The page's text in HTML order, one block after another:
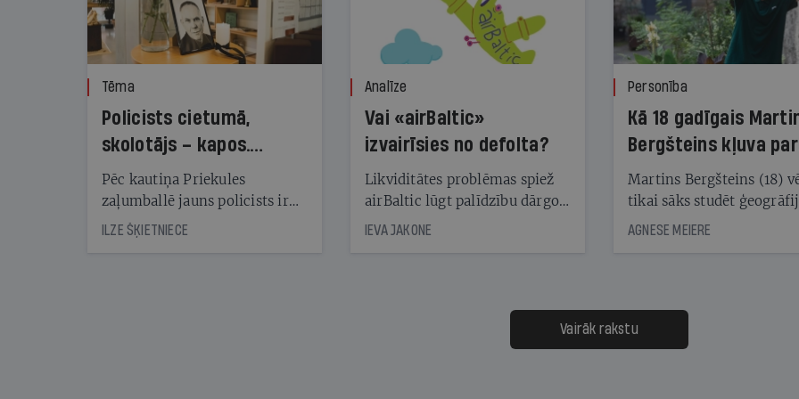
Tēma
Policists cietumā,
skolotājs – kapos.
Reibuma cena Priekulē
Pēc kautiņa Priekules
zaļumballē jauns policists ir
nonācis cietumā, bet
cienījams pedagogs — kapos.
ILZE ŠĶIETNIECE
Analīze
Vai «airBaltic»
izvairīsies no defolta?
Likviditātes problēmas spiež
airBaltic lūgt palīdzību dārgo
obligāciju turētājiem, taču
samaksāt augstos procentus,
kas jāpārskaita jau trīs dienas
pirms nākamās sapulces
IEVA JAKONE
Personība
Kā 18 gadīgais
Bergšteins kļuva par
laika ziņu seju?
Martins Bergšteins (18)
tikai sāks studēt
bet viņa sacītajam jau
uzcītīga darba, mammas
atbalsts un drosme
meteovērojumus arī tad,
AGNESE MEIERE
Vairāk rakstu